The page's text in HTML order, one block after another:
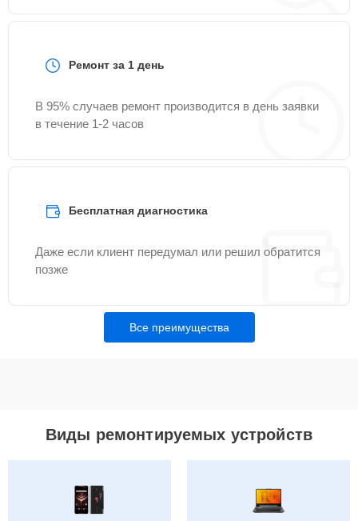
Ремонт за 1 день
В 95% случаев ремонт производится в день заявки
в течение 1-2 часов
Бесплатная диагностика
Даже если клиент передумал или решил обратится
позже
Все преимущества
Виды ремонтируемых устройств